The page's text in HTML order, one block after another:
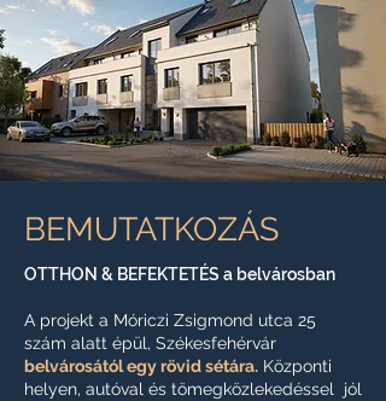
BEMUTATKOZÁS
OTTHON & BEFEKTETÉS a belvárosban
A projekt a Móriczi Zsigmond utca 25
szám alatt épül, Székesfehérvár
belvárosától egy rövid sétára. Központi
helyen, autóval és tömegközlekedéssel jól